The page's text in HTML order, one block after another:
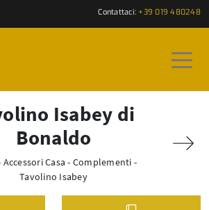
Contattaci: +39 019 480248
Isabey di
Bonaldo
Accessori Casa - Complementi -
Tavolino Isabey